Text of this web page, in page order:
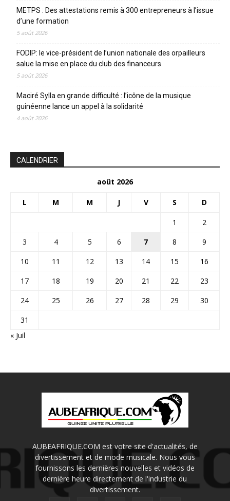
METPS : Des attestations remis à 300 entrepreneurs à l’issue
d’une formation
5 août 2026
FODIP: le vice-président de l’union nationale des orpailleurs
salue la mise en place du club des financeurs
5 août 2026
Maciré Sylla en grande difficulté : l’icône de la musique
guinéenne lance un appel à la solidarité
4 août 2026
CALENDRIER
août 2026
L M M J V S D
1
2
3
4 5 6 7 8
9
10
11 12 13 14 15
16
17
18 19 20 21 22
23
24
25 26 27 28 29
30
31
« Juil
AUBEAFRIQUE.COM est votre site d'actualités, de
divertissement et de mode musicale. Nous vous
fournissons les dernières nouvelles et vidéos de
dernière heure directement de l'industrie du
divertissement.